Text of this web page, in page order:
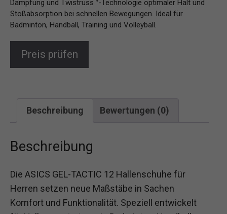
Dämpfung und Twistruss™-Technologie optimaler Halt und
Stoßabsorption bei schnellen Bewegungen. Ideal für
Badminton, Handball, Training und Volleyball.
Preis prüfen
Beschreibung Bewertungen (0)
Beschreibung
Die ASICS GEL-TACTIC 12 Hallenschuhe für
Herren setzen neue Maßstäbe in Sachen
Komfort und Funktionalität. Speziell entwickelt